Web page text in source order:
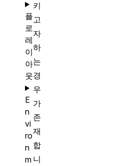
키
고
자
하
는
경
우
가
존
재
합
니
플
로
레
이
아
웃
E
n
vi
ro
n
m